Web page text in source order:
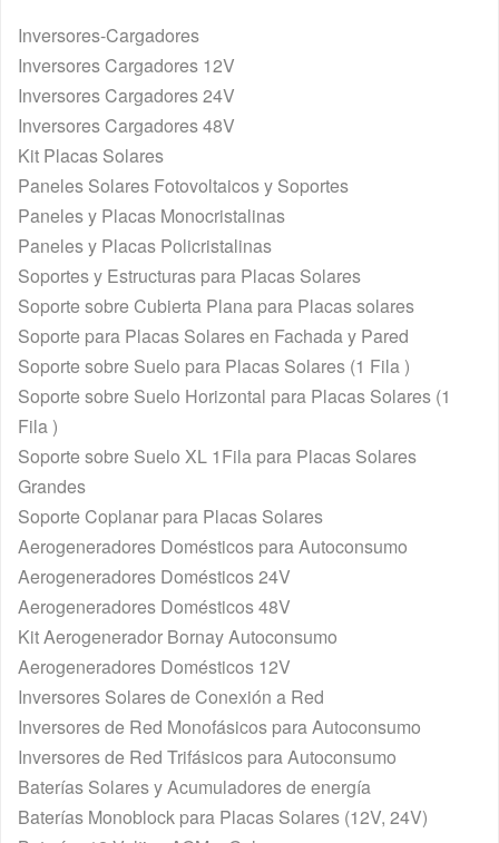
Inversores-Cargadores
Inversores Cargadores 12V
Inversores Cargadores 24V
Inversores Cargadores 48V
Kit Placas Solares
Paneles Solares Fotovoltaicos y Soportes
Paneles y Placas Monocristalinas
Paneles y Placas Policristalinas
Soportes y Estructuras para Placas Solares
Soporte sobre Cubierta Plana para Placas solares
Soporte para Placas Solares en Fachada y Pared
Soporte sobre Suelo para Placas Solares (1 Fila )
Soporte sobre Suelo Horizontal para Placas Solares (1
Fila )
Soporte sobre Suelo XL 1Fila para Placas Solares
Grandes
Soporte Coplanar para Placas Solares
Aerogeneradores Domésticos para Autoconsumo
Aerogeneradores Domésticos 24V
Aerogeneradores Domésticos 48V
Kit Aerogenerador Bornay Autoconsumo
Aerogeneradores Domésticos 12V
Inversores Solares de Conexión a Red
Inversores de Red Monofásicos para Autoconsumo
Inversores de Red Trifásicos para Autoconsumo
Baterías Solares y Acumuladores de energía
Baterías Monoblock para Placas Solares (12V, 24V)